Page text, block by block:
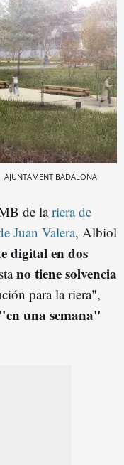
AJUNTAMENT BADALONA
de lariera de
Juan Valera, Albiol
digital en dos
no tiene solvencia
para la riera",
una semana"